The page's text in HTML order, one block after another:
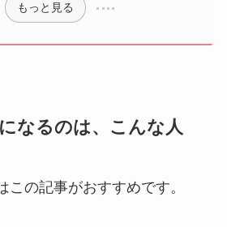
もっと見る
なるのは、こんな人
この記事がおすすめです。